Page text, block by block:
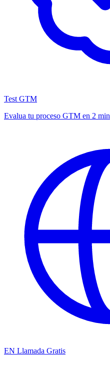
Test GTM
Evalua tu proceso GTM en 2 min
EN Llamada Gratis